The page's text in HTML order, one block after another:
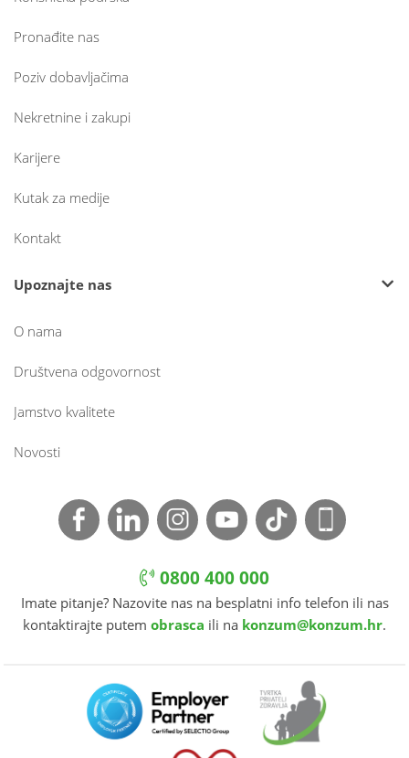
Pronađite nas
Poziv dobavljačima
Nekretnine i zakupi
Karijere
Kutak za medije
Kontakt
Upoznajte nas
O nama
Društvena odgovornost
Jamstvo kvalitete
Novosti
0800 400 000
Imate pitanje? Nazovite nas na besplatni info telefon ili nas
kontaktirajte putem obrasca ili na konzum@konzum.hr.